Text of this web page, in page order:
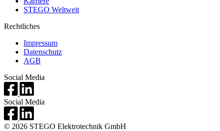
STEGO Weltweit
Rechtliches
Impressum
Datenschutz
AGB
Social Media
Social Media
© 2026 STEGO Elektrotechnik GmbH